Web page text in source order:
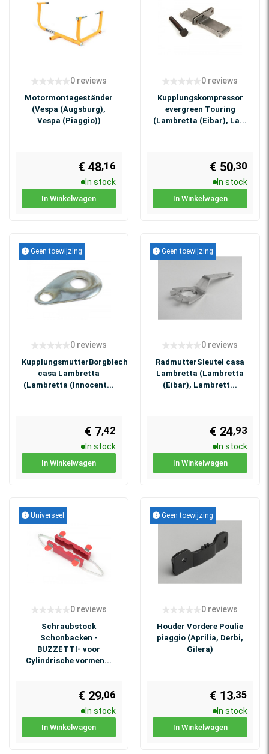
0 reviews
Motormontageständer
(Vespa (Augsburg),
Vespa (Piaggio))
€ 48,16
In stock
In Winkelwagen
0 reviews
Kupplungskompressor
evergreen Touring
(Lambretta (Eibar), La...
€ 50,30
In stock
In Winkelwagen
Geen toewijzing
0 reviews
KupplungsmutterBorgblech
casa Lambretta
(Lambretta (Innocent...
€ 7,42
In stock
In Winkelwagen
Geen toewijzing
0 reviews
RadmutterSleutel casa
Lambretta (Lambretta
(Eibar), Lambrett...
€ 24,93
In stock
In Winkelwagen
Universeel
0 reviews
Schraubstock
Schonbacken -
BUZZETTI- voor
Cylindrische vormen...
€ 29,06
In stock
In Winkelwagen
Geen toewijzing
0 reviews
Houder Vordere Poulie
piaggio (Aprilia, Derbi,
Gilera)
€ 13,35
In stock
In Winkelwagen